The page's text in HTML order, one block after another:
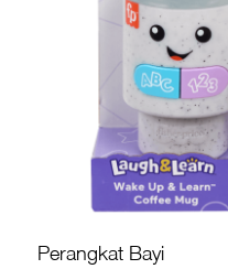
Perangkat Bayi